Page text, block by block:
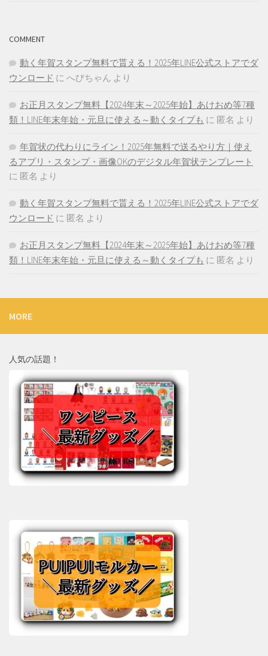
COMMENT
動く年賀スタンプ無料で貰える！2025年LINE公式ストアでダ
ウンロード に へびちゃん より
お正月スタンプ無料【2024年末～2025年始】あけおめ等7種
類！LINE年末年始・元旦に使える～動くタイプも に 匿名 より
年賀状の代わりにライン！2025年無料で送るやり方｜使え
るアプリ・スタンプ・画像OKのデジタル年賀状テンプレート
に 匿名 より
動く年賀スタンプ無料で貰える！2025年LINE公式ストアでダ
ウンロード に 匿名 より
お正月スタンプ無料【2024年末～2025年始】あけおめ等7種
類！LINE年末年始・元旦に使える～動くタイプも に 匿名 より
MORE
人気の話題！